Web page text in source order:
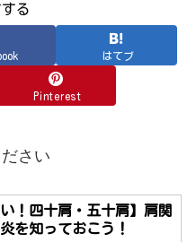
る
はてブ
Pinterest
さい
い！四十肩・五十肩】肩関
を知っておこう！